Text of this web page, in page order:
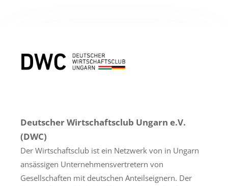
Deutscher Wirtschaftsclub Ungarn e.V.
(DWC)
Der Wirtschaftsclub ist ein Netzwerk von in Ungarn
ansässigen Unternehmensvertretern von
Gesellschaften mit deutschen Anteilseignern. Der